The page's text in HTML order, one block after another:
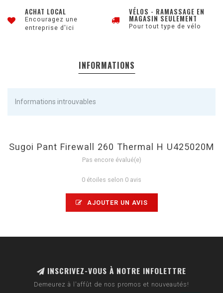
ACHAT LOCAL
Encouragez une
entreprise d'ici
VÉLOS - RAMASSAGE EN
MAGASIN SEULEMENT
Pour tout type de vélo
INFORMATIONS
Informations introuvables
Sugoi Pant Firewall 260 Thermal H U425020M
Pas encore évalué(e)
0 étoiles selon 0 avis
AJOUTER UN AVIS
INSCRIVEZ-VOUS À NOTRE INFOLETTRE
Demeurez à l'affût de nos promos et nouveautés!